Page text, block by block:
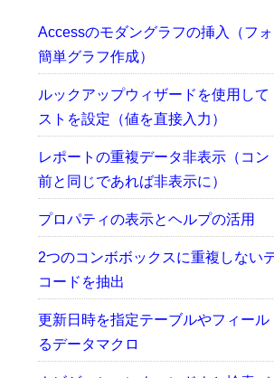
Accessのモダングラフの挿入（フ
簡単グラフ作成）
ルックアップウィザードを使用して
ストを設定（値を直接入力）
レポートの重複データ非表示（コ
前と同じであれば非表示に）
プロパティの表示とヘルプの活用
2つのコンボボックスに重複しない
コードを抽出
更新日時を指定テーブルやフィール
るデータマクロ